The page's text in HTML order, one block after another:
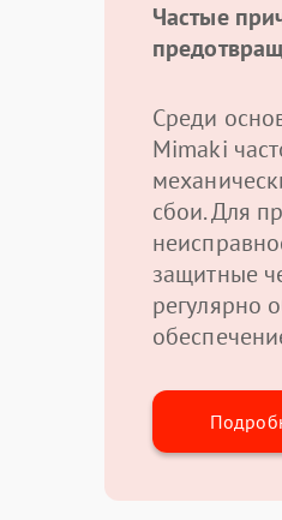
Частые
Среди
Mimaki
сбои. Для
защитные
регулярно